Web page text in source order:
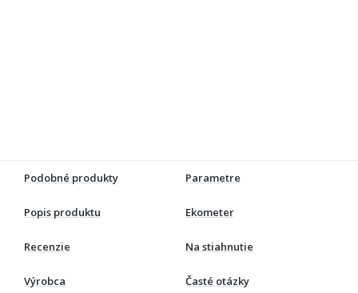
Podobné produkty Parametre
Popis produktu Ekometer
Recenzie Na stiahnutie
Výrobca Časté otázky